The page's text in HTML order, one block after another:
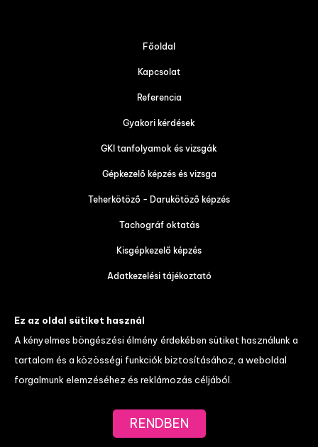
Ez az oldal sütiket használ
A kényelmes böngészési élmény érdekében sütiket használunk a
tartalom és a közösségi funkciók biztosításához, a weboldal
forgalmunk elemzéséhez és reklámozás céljából.
RENDBEN
Főoldal
Kapcsolat
Referencia
Gyakori kérdések
GKI tanfolyamok és vizsgák
Gépkezelő képzés és vizsga
Teherkötöző - Darukötöző képzés
Tachográf oktatás
Kisgépkezelő képzés
Adatkezelési tájékoztató
Díjtáblázat